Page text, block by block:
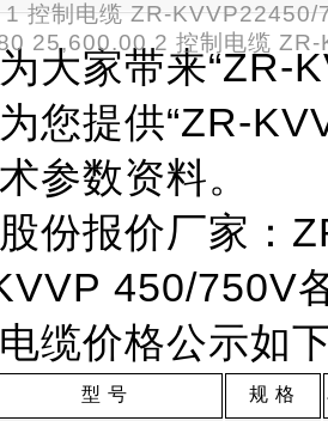
1 控制电缆 ZR-
25,600.00 2 控制电缆 ZR-
大家带来“ZR-
您提供“ZR-
参数资料。
份报价厂家：
450/750V
缆价格公示如
型 号 规 格